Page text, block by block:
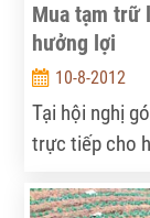
Mua tạm trữ
hưởng lợi
10-8-2012
Tại hội nghị
trực tiếp cho
này và nhiều